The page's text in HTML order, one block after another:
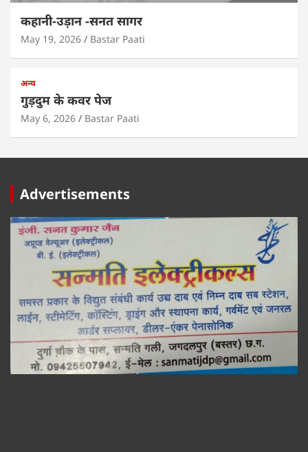
कहानी-उड़ान -सनत सागर
May 19, 2026 Bastar Paati
अन्य
गुड़दुम के कवर पेज
May 6, 2026 Bastar Paati
Advertisements